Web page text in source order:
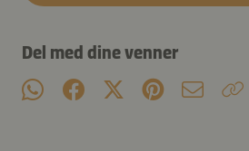
Del med dine venner